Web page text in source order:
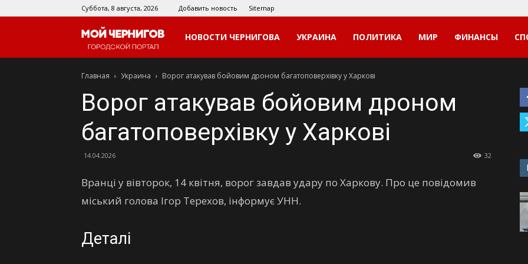
Суббота, 8 августа, 2026 Добавить новость Sitemap
Мой
Чернигов
НОВОСТИ ЧЕРНИГОВА УКРАИНА ПОЛИТИКА МИР ФИНАНСЫ
Главная Украина Ворог атакував бойовим дроном багатоповерхівку у Харкові
Ворог атакував бойовим дроном
багатоповерхівку у Харкові
14.04.2026 32
Вранці у вівторок, 14 квітня, ворог завдав удару по Харкову. Про це повідомив
міський голова Ігор Терехов, інформує УНН.
Деталі